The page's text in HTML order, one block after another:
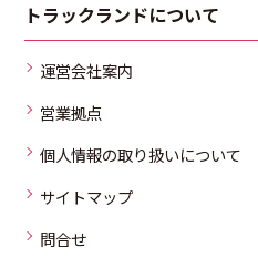
トラックランドについて
運営会社案内
営業拠点
個人情報の取り扱いについて
サイトマップ
問合せ